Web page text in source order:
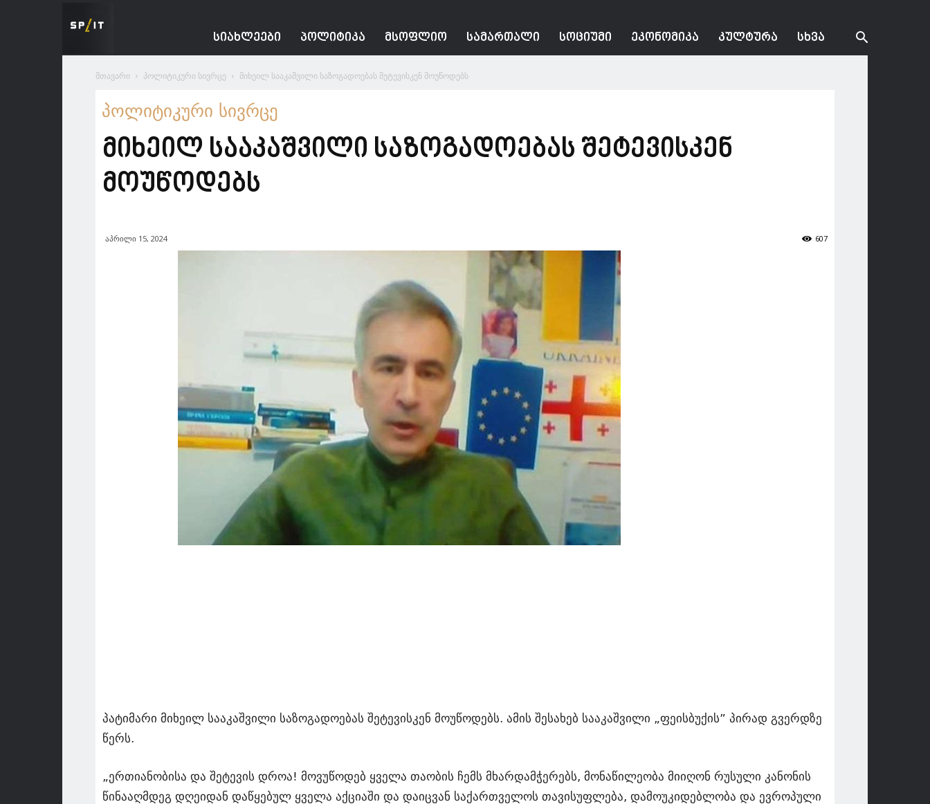
ᲡᲘᲐᲮᲚᲔᲔᲑᲘ ᲞᲝᲚᲘᲢᲘᲙᲐ ᲛᲡᲝᲤᲚᲘᲝ ᲡᲐᲛᲐᲠᲗᲐᲚᲘ ᲡᲝᲪᲘᲣᲛᲘ ᲔᲙᲝᲜᲝᲛᲘᲙᲐ ᲙᲣᲚᲢᲣᲠᲐ ᲡᲮᲕᲐ
მთავარი პოლიტიკური სივრცე მიხეილ სააკაშვილი საზოგადოებას შეტევისკენ მოუწოდებს
პოლიტიკური სივრცე
მიხეილ სააკაშვილი საზოგადოებას შეტევისკენ
მოუწოდებს
აპრილი 15, 2024 607
პატიმარი მიხეილ სააკაშვილი საზოგადოებას შეტევისკენ მოუწოდებს. ამის შესახებ სააკაშვილი „ფეისბუქის” პირად გვერდზე
წერს.
„ერთიანობისა და შეტევის დროა! მოვუწოდებ ყველა თაობის ჩემს მხარდამჭერებს, მონაწილეობა მიიღონ რუსული კანონის
წინააღმდეგ დღეიდან დაწყებულ ყველა აქციაში და დაიცვან საქართველოს თავისუფლება, დამოუკიდებლობა და ევროპული